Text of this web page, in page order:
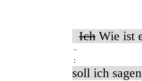
Ich Wie ist
–
:
soll ich